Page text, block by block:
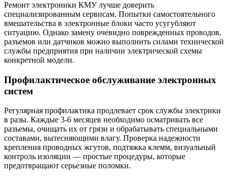
Ремонт электроники КМУ лучше доверить
специализированным сервисам. Попытки самостоятельного
вмешательства в электронные блоки часто усугубляют
ситуацию. Однако замену очевидно поврежденных проводов,
разъемов или датчиков можно выполнить силами технической
службы предприятия при наличии электрической схемы
конкретной модели.
Профилактическое обслуживание электронных
систем
Регулярная профилактика продлевает срок службы электрики
в разы. Каждые 3-6 месяцев необходимо осматривать все
разъемы, очищать их от грязи и обрабатывать специальными
составами, вытесняющими влагу. Проверка надежности
крепления проводных жгутов, подтяжка клемм, визуальный
контроль изоляции — простые процедуры, которые
предотвращают серьезные поломки.